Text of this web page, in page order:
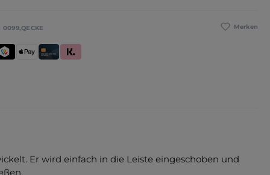
Merken
0099,QECKE
Apple Pay
Kredit- und Debitkarte
Klarna (Rechnung / Ratenkauf / Sofort)
Er wird einfach in die Leiste eingeschoben und